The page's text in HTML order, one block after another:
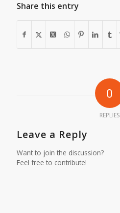
Share this entry
0
REPLIES
Leave a Reply
Want to join the discussion?
Feel free to contribute!